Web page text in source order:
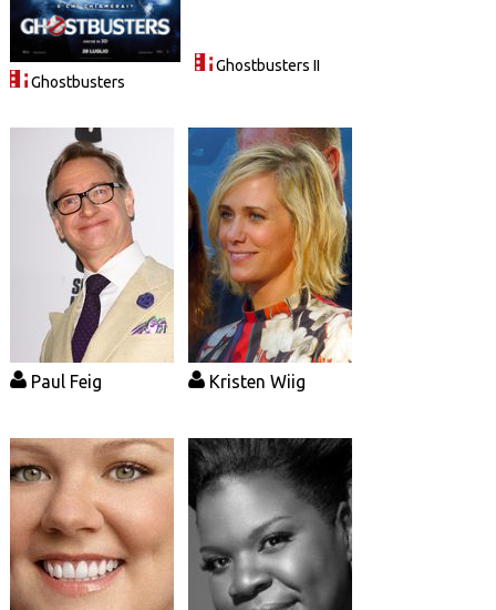
Ghostbusters
Ghostbusters II
Paul Feig Kristen Wiig